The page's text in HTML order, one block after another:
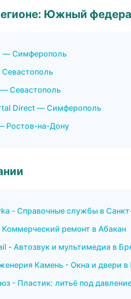
Южный
— Симферополь
Севастополь
Direct — Симферополь
Ростов-на-Дону
- Справочные службы в
ремонт в Абакан
- Автозвук и мультимедиа в
Камень - Окна и двери в
- Пластик: литьё под